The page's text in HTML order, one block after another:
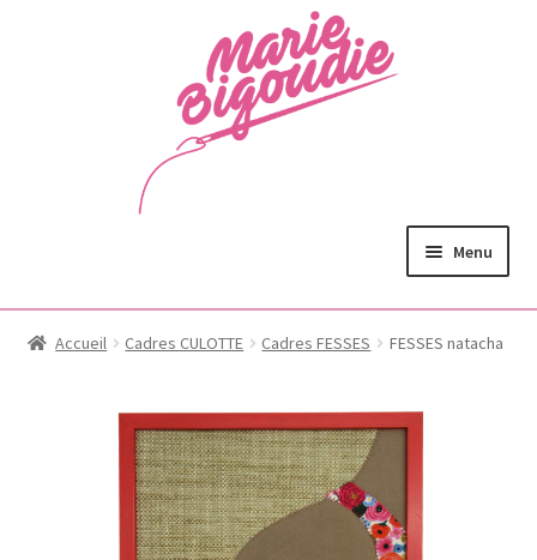
Menu
Accueil Cadres CULOTTE Cadres FESSES FESSES natacha